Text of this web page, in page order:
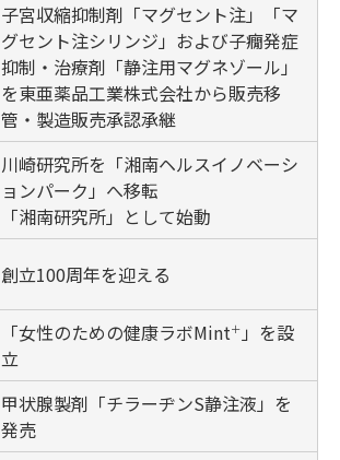
子宮収縮抑制剤「マグセント注」「マ
グセント注シリンジ」および子癇発症
抑制・治療剤「静注用マグネゾール」
を東亜薬品工業株式会社から販売移
管・製造販売承認承継
川崎研究所を「湘南ヘルスイノベーシ
ョンパーク」へ移転
「湘南研究所」として始動
創立100周年を迎える
「女性のための健康ラボMint＋ 」を設
立
甲状腺製剤「チラーヂンS静注液」を
発売